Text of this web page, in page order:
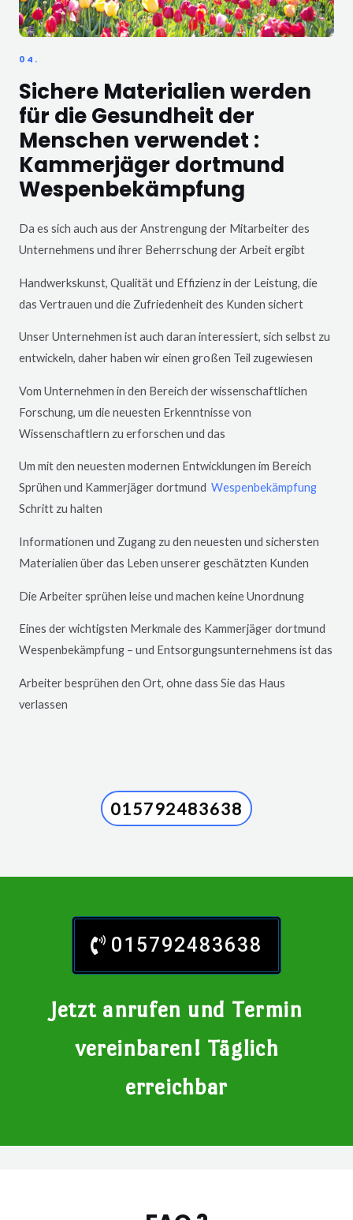
04.
Sichere Materialien werden
für die Gesundheit der
Menschen verwendet :
Kammerjäger dortmund
Wespenbekämpfung
Da es sich auch aus der Anstrengung der Mitarbeiter des
Unternehmens und ihrer Beherrschung der Arbeit ergibt
Handwerkskunst, Qualität und Effizienz in der Leistung, die
das Vertrauen und die Zufriedenheit des Kunden sichert
Unser Unternehmen ist auch daran interessiert, sich selbst zu
entwickeln, daher haben wir einen großen Teil zugewiesen
Vom Unternehmen in den Bereich der wissenschaftlichen
Forschung, um die neuesten Erkenntnisse von
Wissenschaftlern zu erforschen und das
Um mit den neuesten modernen Entwicklungen im Bereich
Sprühen und Kammerjäger dortmund Wespenbekämpfung
Schritt zu halten
Informationen und Zugang zu den neuesten und sichersten
Materialien über das Leben unserer geschätzten Kunden
Die Arbeiter sprühen leise und machen keine Unordnung
Eines der wichtigsten Merkmale des Kammerjäger dortmund
Wespenbekämpfung – und Entsorgungsunternehmens ist das
Arbeiter besprühen den Ort, ohne dass Sie das Haus
verlassen
015792483638
015792483638
Jetzt anrufen und Termin
vereinbaren! Täglich
erreichbar